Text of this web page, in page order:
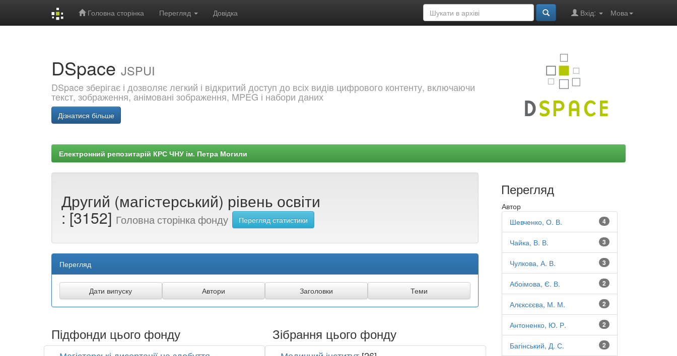
Головна сторінка Перегляд Довідка Мова
Вхід:
DSpace JSPUI
DSpace зберігає і дозволяє легкий і відкритий доступ до всіх видів цифрового контенту, включаючи
текст, зображення, анімовані зображення, MPEG і набори даних
Дізнатися більше
Електронний репозитарій КРС ЧНУ ім. Петра Могили
Другий (магістерський) рівень освіти
: [3152] Головна сторінка фонду Перегляд статистики
Перегляд
Підфонди цього фонду Зібрання цього фонду
Перегляд
Автор
4
Шевченко, О. В.
3
Чайка, В. В.
3
Чулкова, А. В.
2
Абоімова, Є. В.
2
Алєксєєва, М. М.
2
Антоненко, Ю. Р.
2
Багінський, Д. С.